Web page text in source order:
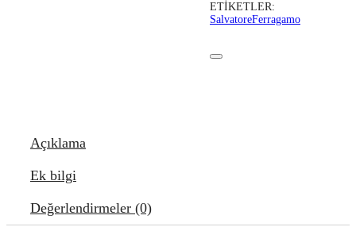
ETIKETLER:
SalvatoreFerragamo
Açıklama
Ek bilgi
Değerlendirmeler (0)